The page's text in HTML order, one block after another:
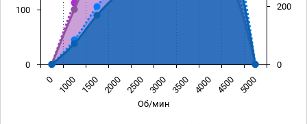
Об/мин
0 1000 1500 2000 2500 3000 3500 4000 4500 5000
0
100
0
200